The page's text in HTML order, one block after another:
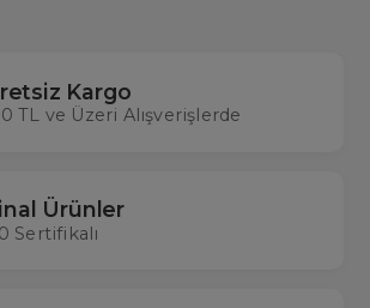
Kargo
TL ve Üzeri Alışverişlerde
Ürünler
Sertifikalı